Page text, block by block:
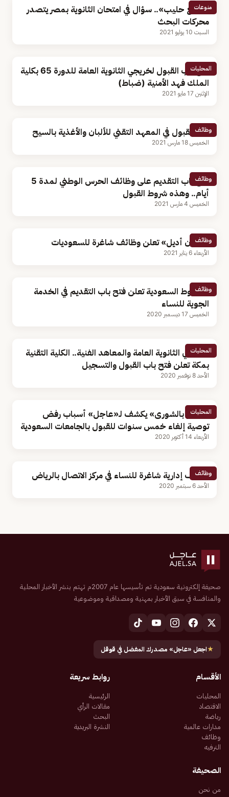
منوعات
«جمع حليب».. سؤال في امتحان الثانوية بمصر يتصدر
محركات البحث
السبت 10 يوليو 2021
المحليات
فتح باب القبول لخريجي الثانوية العامة للدورة 65 بكلية
الملك فهد الأمنية (ضباط)
الإثنين 17 مايو 2021
وظائف
بدء القبول في المعهد التقني للألبان والأغذية بالسيح
الخميس 18 مارس 2021
وظائف
فتح باب التقديم على وظائف الحرس الوطني لمدة 5
أيام.. وهذه شروط القبول
الخميس 4 مارس 2021
وظائف
«طيران أديل» تعلن وظائف شاغرة للسعوديات
الأربعاء 6 يناير 2021
وظائف
الخطوط السعودية تعلن فتح باب التقديم في الخدمة
الجوية للنساء
الخميس 17 ديسمبر 2020
المحليات
لخريجي الثانوية العامة والمعاهد الفنية.. الكلية التقنية
بمكة تعلن فتح باب القبول والتسجيل
الأحد 8 نوفمبر 2020
المحليات
«عضو بالشورى» يكشف لـ«عاجل» أسباب رفض
توصية إلغاء خمس سنوات للقبول بالجامعات السعودية
الأربعاء 14 أكتوبر 2020
وظائف
وظائف إدارية شاغرة للنساء في مركز الاتصال بالرياض
الأحد 6 سبتمبر 2020
صحيفة إلكترونية سعودية تم تأسيسها عام 2007م تهتم بنشر الأخبار المحلية
والمنافسة في سبق الأخبار بمهنية ومصداقية وموضوعية
★اجعل «عاجل» مصدرك المفضل في قوقل
الأقسام
المحليات
الاقتصاد
رياضة
مدارات عالمية
وظائف
الترفيه
روابط سريعة
الرئيسية
مقالات الرأي
البحث
النشرة البريدية
الصحيفة
من نحن